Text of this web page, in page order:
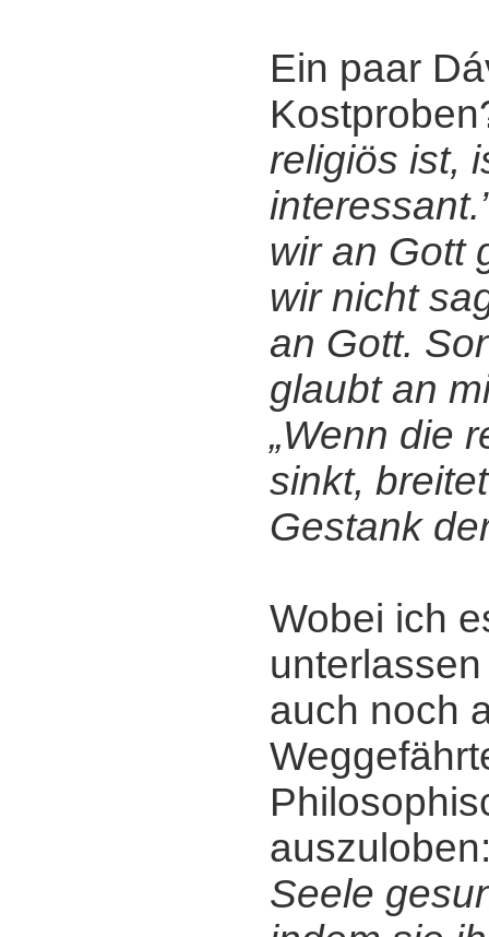
Ein paar
religiös ist,
wir an Gott
wir nicht
an Gott.
glaubt an
„Wenn die
sinkt,
Gestank
Wobei ich
auch noch
Seele